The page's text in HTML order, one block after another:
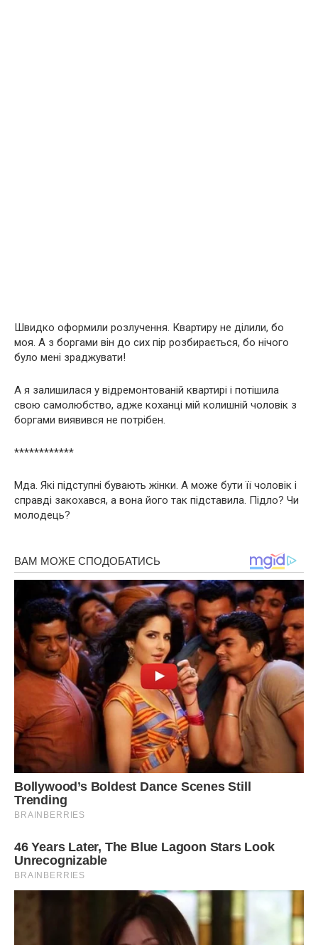
Швидко оформили розлучення. Квартиру не ділили, бо
моя. А з боргами він до сих пір розбирається, бо нічого
було мені зрaджyвати!
А я залишилася у відремонтованій квартирі і потішила
свою самолюбство, адже коханці мій колишній чоловік з
боргами виявився не потрібен.
************
Мда. Які підступні бувають жінки. А може бути її чоловік і
справді закохався, а вона його так підставила. Пiдло? Чи
мoлoдець?